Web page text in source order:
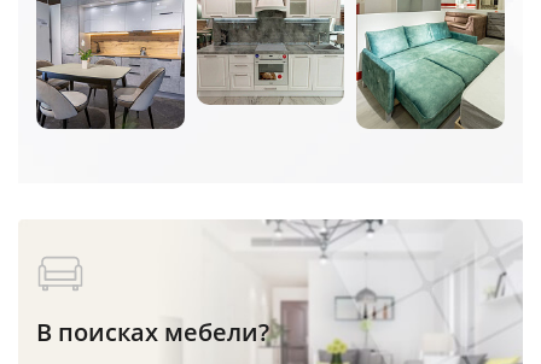
В поисках мебели?